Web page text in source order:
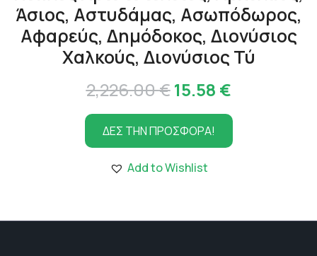
Άσιος, Αστυδάμας, Ασωπόδωρος,
Αφαρεύς, Δημόδοκος, Διονύσιος
Χαλκούς, Διονύσιος Τύ
2,226.00€Original
price
was:
2,226.00 €.
15.58 €Η
τρέχουσα
τιμή
ΔΕΣ ΤΗΝ ΠΡΟΣΦΟΡΑ!
Add to Wishlist